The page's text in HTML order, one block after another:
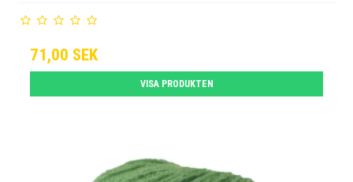
71,00 SEK
VISA PRODUKTEN